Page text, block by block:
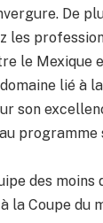
De
les
le Mexique
lié à
son
programme
des moins
Coupe du